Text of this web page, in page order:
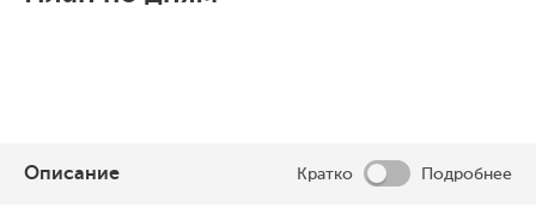
Описание Кратко Подробнее